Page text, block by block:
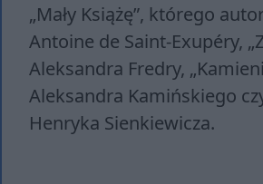
„Mały Książę”, którego
Antoine de Saint-Exupéry,
Aleksandra Fredry,
Aleksandra Kamińskiego
Henryka Sienkiewicza.